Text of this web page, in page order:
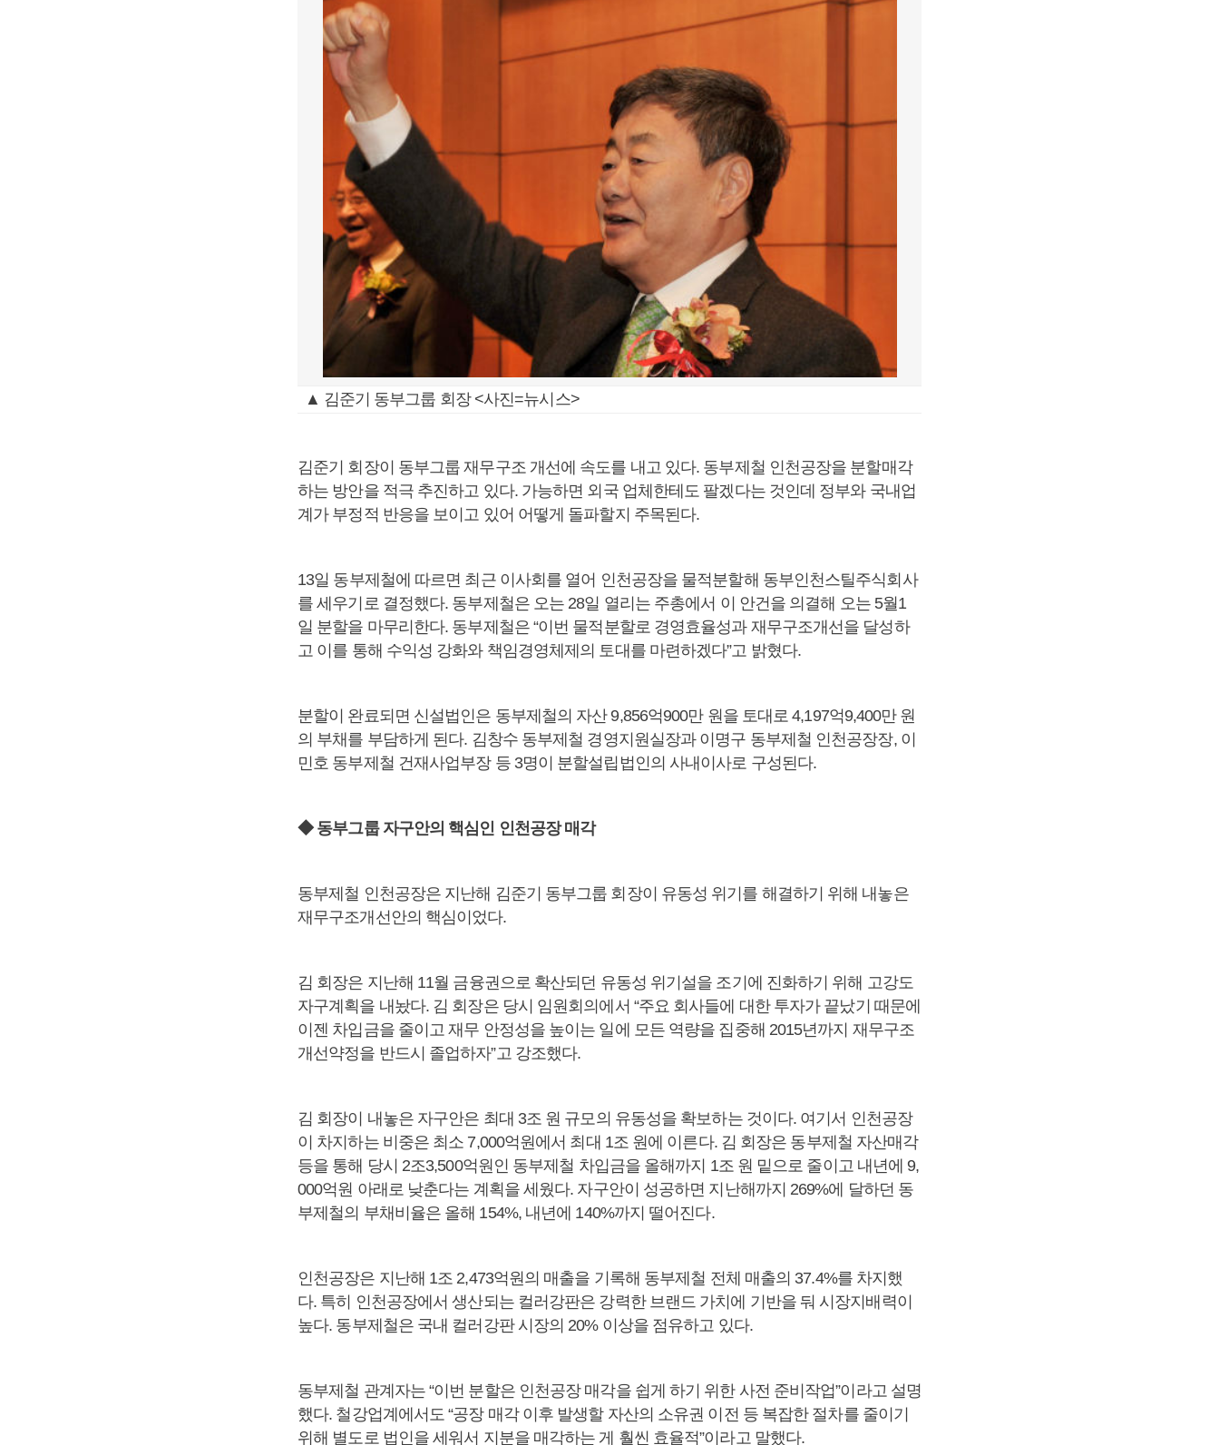
▲ 김준기 동부그룹 회장 <사진=뉴시스>
김준기 회장이 동부그룹 재무구조 개선에 속도를 내고 있다. 동부제철 인천공장을 분할매각
하는 방안을 적극 추진하고 있다. 가능하면 외국 업체한테도 팔겠다는 것인데 정부와 국내업
계가 부정적 반응을 보이고 있어 어떻게 돌파할지 주목된다.
13일 동부제철에 따르면 최근 이사회를 열어 인천공장을 물적분할해 동부인천스틸주식회사
를 세우기로 결정했다. 동부제철은 오는 28일 열리는 주총에서 이 안건을 의결해 오는 5월1
일 분할을 마무리한다. 동부제철은 “이번 물적분할로 경영효율성과 재무구조개선을 달성하
고 이를 통해 수익성 강화와 책임경영체제의 토대를 마련하겠다”고 밝혔다.
분할이 완료되면 신설법인은 동부제철의 자산 9,856억900만 원을 토대로 4,197억9,400만 원
의 부채를 부담하게 된다. 김창수 동부제철 경영지원실장과 이명구 동부제철 인천공장장, 이
민호 동부제철 건재사업부장 등 3명이 분할설립법인의 사내이사로 구성된다.
◆ 동부그룹 자구안의 핵심인 인천공장 매각
동부제철 인천공장은 지난해 김준기 동부그룹 회장이 유동성 위기를 해결하기 위해 내놓은
재무구조개선안의 핵심이었다.
김 회장은 지난해 11월 금융권으로 확산되던 유동성 위기설을 조기에 진화하기 위해 고강도
자구계획을 내놨다. 김 회장은 당시 임원회의에서 “주요 회사들에 대한 투자가 끝났기 때문에
이젠 차입금을 줄이고 재무 안정성을 높이는 일에 모든 역량을 집중해 2015년까지 재무구조
개선약정을 반드시 졸업하자”고 강조했다.
김 회장이 내놓은 자구안은 최대 3조 원 규모의 유동성을 확보하는 것이다. 여기서 인천공장
이 차지하는 비중은 최소 7,000억원에서 최대 1조 원에 이른다. 김 회장은 동부제철 자산매각
등을 통해 당시 2조3,500억원인 동부제철 차입금을 올해까지 1조 원 밑으로 줄이고 내년에 9,
000억원 아래로 낮춘다는 계획을 세웠다. 자구안이 성공하면 지난해까지 269%에 달하던 동
부제철의 부채비율은 올해 154%, 내년에 140%까지 떨어진다.
인천공장은 지난해 1조 2,473억원의 매출을 기록해 동부제철 전체 매출의 37.4%를 차지했
다. 특히 인천공장에서 생산되는 컬러강판은 강력한 브랜드 가치에 기반을 둬 시장지배력이
높다. 동부제철은 국내 컬러강판 시장의 20% 이상을 점유하고 있다.
동부제철 관계자는 “이번 분할은 인천공장 매각을 쉽게 하기 위한 사전 준비작업”이라고 설명
했다. 철강업계에서도 “공장 매각 이후 발생할 자산의 소유권 이전 등 복잡한 절차를 줄이기
위해 별도로 법인을 세워서 지분을 매각하는 게 훨씬 효율적”이라고 말했다.